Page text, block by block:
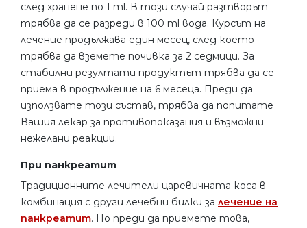
след хранене по 1 ml. В този случай разтворът
трябва да се разреди в 100 ml вода. Курсът на
лечение продължава един месец, след което
трябва да вземете почивка за 2 седмици. За
стабилни резултати продуктът трябва да се
приема в продължение на 6 месеца. Преди да
използвате този състав, трябва да попитате
Вашия лекар за противопоказания и възможни
нежелани реакции.
При панкреатит
Традиционните лечители царевичната коса в
комбинация с други лечебни билки за лечение на
панкреатит. Но преди да приемете това,